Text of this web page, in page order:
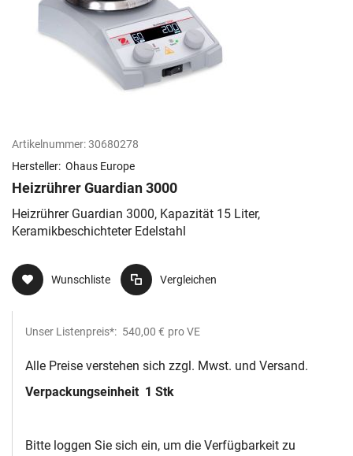
Artikelnummer:30680278
Hersteller: Ohaus Europe
Heizrührer Guardian 3000
Heizrührer Guardian 3000, Kapazität 15 Liter,
Keramikbeschichteter Edelstahl
Wunschliste Vergleichen
Unser Listenpreis*: 540,00 € pro VE
Alle Preise verstehen sich zzgl. Mwst. und Versand.
Verpackungseinheit 1 Stk
Bitte loggen Sie sich ein, um die Verfügbarkeit zu